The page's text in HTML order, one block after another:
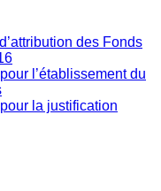
des Fonds
l’établissement du
la justification